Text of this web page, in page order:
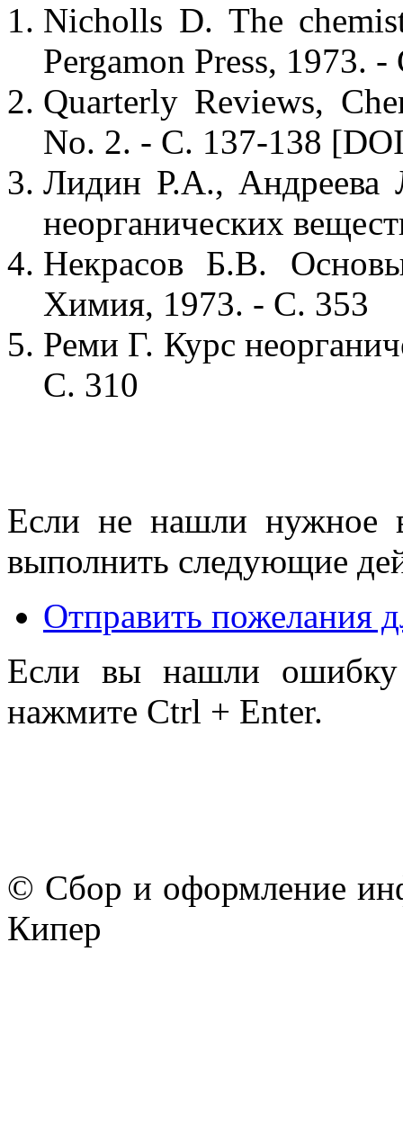
Nicholls D. The
Pergamon Press, 1973.
Quarterly Reviews,
No. 2. - С. 137-138
Лидин Р.А.,
неорганических
Некрасов Б.В.
Химия, 1973. - С. 353
Реми Г. Курс
С. 310
Если не нашли нужное
выполнить следующие
Отправить пожелания
Если вы нашли ошибку
нажмите Ctrl + Enter.
© Сбор и оформление
Кипер